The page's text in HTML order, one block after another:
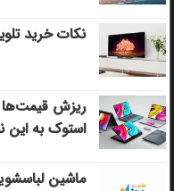
نکات خرید
ریزش قیمت‌ها
استوک به این